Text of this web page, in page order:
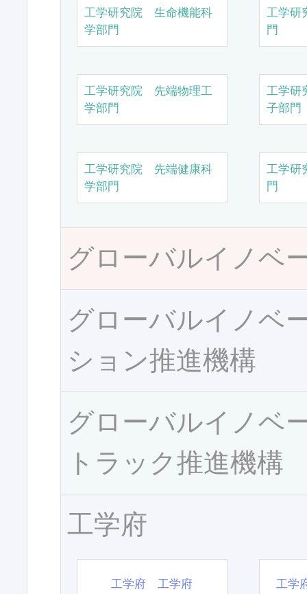
工学研究院 生命機能科
学部門
工学研
門
工学研究院 先端物理工
学部門
工学研
子部門
工学研究院 先端健康科
学部門
工学研
門
グローバルイノベ
グローバルイノベ
ション推進機構
グローバルイノベ
トラック推進機構
工学府
工学府 工学府 工学